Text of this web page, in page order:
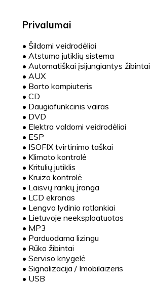
Privalumai
• Šildomi veidrodėliai
• Atstumo jutiklių sistema
• Automatiškai įsijungiantys žibintai
• AUX
• Borto kompiuteris
• CD
• Daugiafunkcinis vairas
• DVD
• Elektra valdomi veidrodėliai
• ESP
• ISOFIX tvirtinimo taškai
• Klimato kontrolė
• Kritulių jutiklis
• Kruizo kontrolė
• Laisvų rankų įranga
• LCD ekranas
• Lengvo lydinio ratlankiai
• Lietuvoje neeksploatuotas
• MP3
• Parduodama lizingu
• Rūko žibintai
• Serviso knygelė
• Signalizacija / Imobilaizeris
• USB